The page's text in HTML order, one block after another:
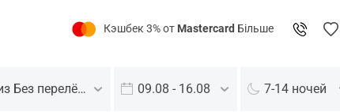
Кэшбек 3% от Mastercard Більше
Отправление из Без перелёта 09.08 - 16.08 7-14 ночей